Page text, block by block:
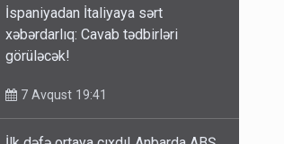
İspaniyadan İtaliyaya sərt
xəbərdarlıq: Cavab tədbirləri
görüləcək!
7 Avqust 19:41